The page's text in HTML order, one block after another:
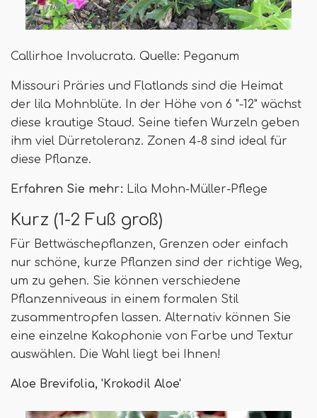
Callirhoe Involucrata. Quelle: Peganum
Missouri Präries und Flatlands sind die Heimat
der lila Mohnblüte. In der Höhe von 6 "-12" wächst
diese krautige Staud. Seine tiefen Wurzeln geben
ihm viel Dürretoleranz. Zonen 4-8 sind ideal für
diese Pflanze.
Erfahren Sie mehr: Lila Mohn-Müller-Pflege
Kurz (1-2 Fuß groß)
Für Bettwäschepflanzen, Grenzen oder einfach
nur schöne, kurze Pflanzen sind der richtige Weg,
um zu gehen. Sie können verschiedene
Pflanzenniveaus in einem formalen Stil
zusammentropfen lassen. Alternativ können Sie
eine einzelne Kakophonie von Farbe und Textur
auswählen. Die Wahl liegt bei Ihnen!
Aloe Brevifolia, 'Krokodil Aloe'